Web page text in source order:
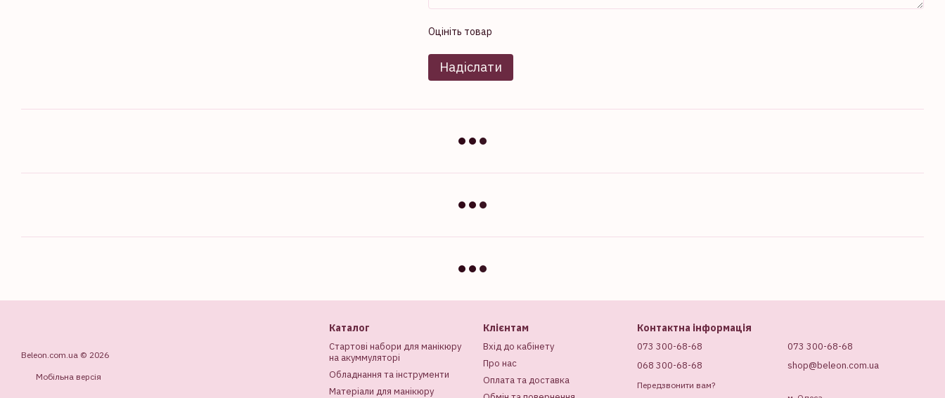
Оцініть товар
Надіслати
Beleon.com.ua © 2026
Мобільна версія
Каталог
Стартові набори для манікюру
на акуммуляторі
Обладнання та інструменти
Матеріали для манікюру
Клієнтам
Вхід до кабінету
Про нас
Оплата та доставка
Контактна інформація
073 300-68-68
068 300-68-68
Передзвонити вам?
073 300-68-68
shop@beleon.com.ua